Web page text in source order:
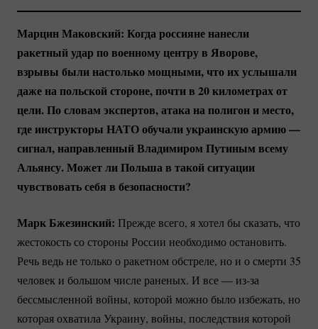
Марцин Маковский: Когда россияне нанесли
ракетный удар по военному центру в Яворове,
взрывы были настолько мощными, что их услышали
даже на польской стороне, почти в 20 километрах от
цели. По словам экспертов, атака на полигон и место,
где инструкторы НАТО обучали украинскую армию —
сигнал, направленный Владимиром Путиным всему
Альянсу. Может ли Польша в такой ситуации
чувствовать себя в безопасности?
Марк Бжезинский: Прежде всего, я хотел бы сказать, что
жестокость со стороны России необходимо остановить.
Речь ведь не только о ракетном обстреле, но и о смерти 35
человек и большом числе раненых. И все —из-за
бессмысленной войны, которой можно было избежать, но
которая охватила Украину, войны, последствия которой